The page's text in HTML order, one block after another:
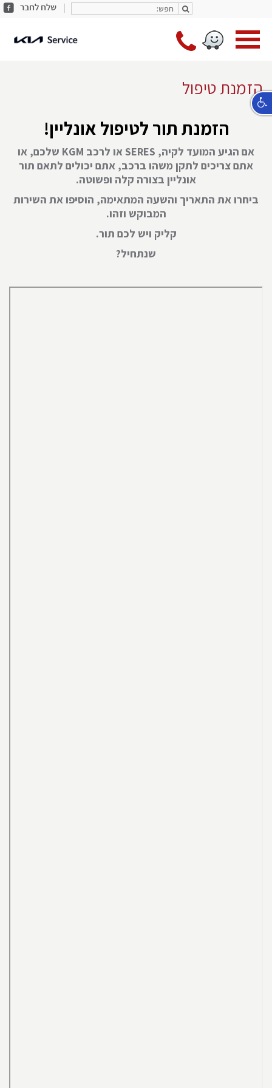
חפש:
חפש:
share
*9787
הזמנת טיפול
הזמנת תור לטיפול אונליין!
אם הגיע המועד לקיה, SERES או לרכב KGM שלכם, או
אתם צריכים לתקן משהו ברכב, אתם יכולים לתאם תור
אונליין בצורה קלה ופשוטה.
ביחרו את התאריך והשעה המתאימה, הוסיפו את השירות
המבוקש וזהו.
קליק ויש לכם תור.
שנתחיל?